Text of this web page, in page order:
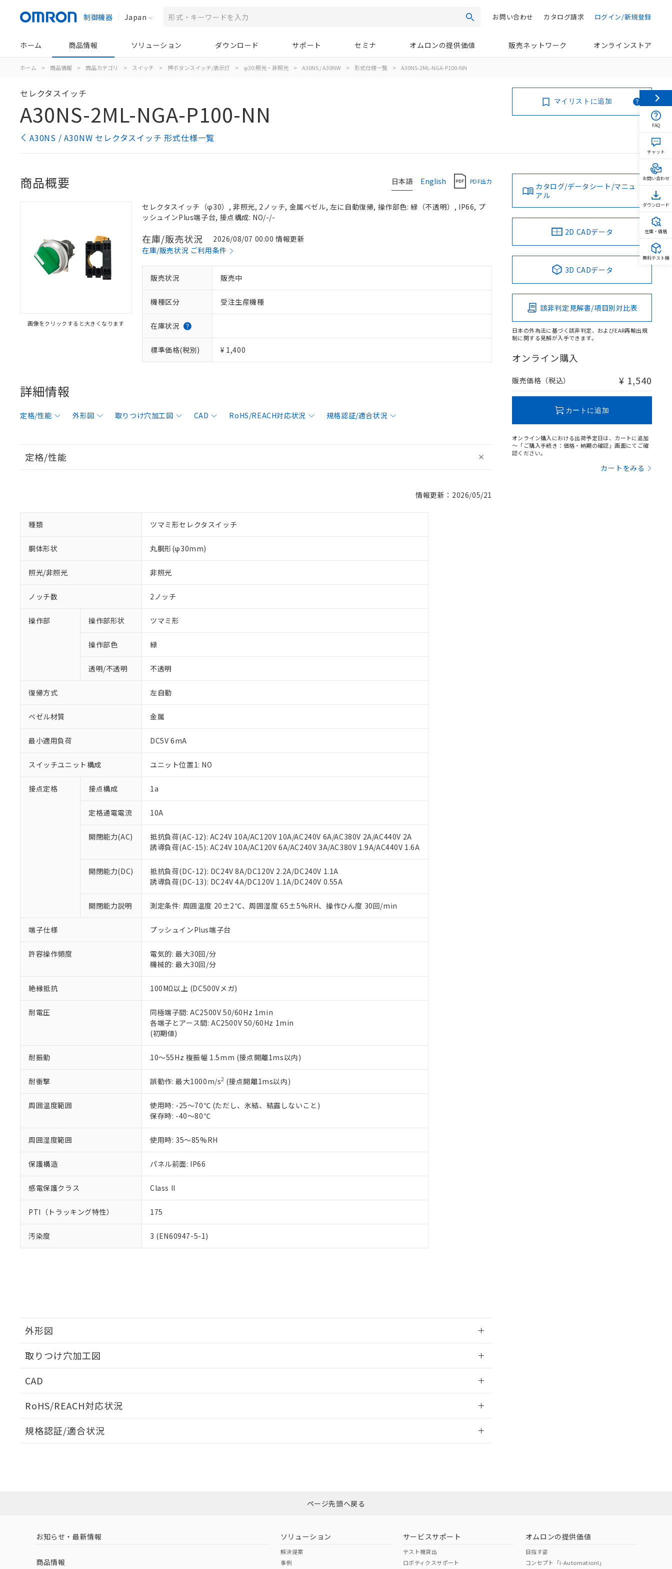
制御機器 Japan 検索 ログイン/新規登録
カタログ請求
お問い合わせ
ホーム 商品情報 ソリューション ダウンロード サポート セミナ オムロンの提供価値 販売ネットワーク オンラインストア
ホーム > 商品情報 > 商品カテゴリ > スイッチ > 押ボタンスイッチ/表示灯 > φ30:照光・非照光 > A30NS / A30NW > 形式仕様一覧 > A30NS-2ML-NGA-P100-NN
セレクタスイッチ
A30NS-2ML-NGA-P100-NN
A30NS / A30NW セレクタスイッチ 形式仕様一覧
マイリストに追加
日本語 English PDF出力
商品概要
画像をクリックすると大きくなります
セレクタスイッチ（φ30）, 非照光, 2ノッチ, 金属ベゼル, 左に自動復帰, 操作部色: 緑（不透明）, IP66, プ
ッシュインPlus端子台, 接点構成: NO/-/-
在庫/販売状況
2026/08/07 00:00 情報更新
在庫/販売状況 ご利用条件
販売状況 販売中
機種区分 受注生産機種
在庫状況
標準価格(税別) ¥ 1,400
詳細情報
定格/性能 外形図 取りつけ穴加工図 CAD RoHS/REACH対応状況 規格認証/適合状況
定格/性能
情報更新：2026/05/21
種類 ツマミ形セレクタスイッチ
胴体形状 丸胴形(φ30mm)
照光/非照光 非照光
ノッチ数 2ノッチ
操作部 操作部形状 ツマミ形
操作部色 緑
透明/不透明 不透明
復帰方式 左自動
ベゼル材質 金属
最小適用負荷 DC5V 6mA
スイッチユニット構成 ユニット位置1: NO
接点定格 接点構成 1a
定格通電電流 10A
開閉能力(AC)
抵抗負荷(AC-12): AC24V 10A/AC120V 10A/AC240V 6A/AC380V 2A/AC440V 2A
誘導負荷(AC-15): AC24V 10A/AC120V 6A/AC240V 3A/AC380V 1.9A/AC440V 1.6A
開閉能力(DC)
抵抗負荷(DC-12): DC24V 8A/DC120V 2.2A/DC240V 1.1A
誘導負荷(DC-13): DC24V 4A/DC120V 1.1A/DC240V 0.55A
開閉能力説明 測定条件: 周囲温度 20±2℃、周囲湿度 65±5%RH、操作ひん度 30回/min
端子仕様 プッシュインPlus端子台
許容操作頻度
電気的: 最大30回/分
機械的: 最大30回/分
絶縁抵抗 100MΩ以上 (DC500Vメガ)
耐電圧
同極端子間: AC2500V 50/60Hz 1min
各端子とアース間: AC2500V 50/60Hz 1min
(初期値)
耐振動 10～55Hz 複振幅 1.5mm (接点開離1ms以内)
耐衝撃 誤動作: 最大1000m/s2 (接点開離1ms以内)
周囲温度範囲
使用時: -25～70℃ (ただし、氷結、結露しないこと)
保存時: -40～80℃
周囲湿度範囲 使用時: 35～85%RH
保護構造 パネル前面: IP66
感電保護クラス Class II
PTI（トラッキング特性） 175
汚染度 3 (EN60947-5-1)
外形図
取りつけ穴加工図
CAD
RoHS/REACH対応状況
EU RoHS 注意事項・凡例
ダウンロードはこちら
中国 RoHS 注意事項・凡例
規格認証/適合状況
カタログ/データシート/マニュ
アル
2D CADデータ
3D CADデータ
該非判定見解書/項目別対比表
日本の外為法に基づく該非判定、およびEAR再輸出規
制に関する見解が入手できます。
オンライン購入
販売価格（税込） ¥ 1,540
カートに追加
オンライン購入における出荷予定日は、カートに追加
～「ご購入手続き：価格・納期の確認」画面にてご確
認ください。
カートをみる
ご利用条件
以下の条件をお読みいただき、同意のうえご利用ください。
本サービスは、当社制御機器事業取扱商品の当社在庫状況および標準価格(税抜)を提供させていただ
くものです。
在庫状況および標準価格照会結果は、記載している更新日時点での社内データに基づき作成されるも
のであり、閲覧された時点での実際の在庫および標準価格とは異なる場合があることをご了承くださ
い。
正式な納期状況および標準価格はお客様のお取引先、またはお客様担当のオムロン制御機器販売店・
当社販売員にご相談ください。
オムロン制御機器販売店や当社販売拠点は「
す。
マイパーツ機能（部品リスト作成サービス）をご利用いただくには、I-Webメンバーズにご登録され
ている必要があります。
が、当社の製品・サービスに関するお客様との取引・商談に必要な範囲で利用することをご了承くだ
さい。
※当社の共同利用者とは、"個人情報の共同利用に関して"
いる法人を指します。
※1 対応状況
対応済み：EU RoHS指令（10物質）の非含有に対応した製品が提供可能な商品です。
対応予定：EU RoHS指令（10物質）の非含有に対応した製品に切り替える予定のある商品です。
非該当品：ライセンス料など無形物で、有害物質有無と関係のない商品です。
仕入先様の事情により、非含有部品としていたものが、含有品と判明した場合などやむを得ず変更すること
があります。
*EU RoHS指令（10物質）：
鉛(Pb) 1000ppm以下、 水銀(Hg) 1000ppm以下、 カドミウム(Cd) 100ppm以下、
六価クロム(Cr(Ⅵ)) 1000ppm以下、ポリ臭化ビフェニル類(PBB) 1000ppm以下、ポリ臭化ジフェニルエーテル類(PBDE) 1000ppm以下、
フタル酸ビス(2-エチルヘキシル) (DEHP)(別名：DOP) 1000ppm以下、フタル酸ブチルベンジル（BBP） 1000ppm以下、フタル酸ジブチ
ル（DBP） 1000ppm以下、フタル酸ジイソブチル (DIBP) 1000ppm以下
但し、RoHS指令で産業用監視および制御機器に対する適用除外項目は除く。
※2 対応予定月
部品在庫の切り替え状況などにより、予定月が前後することがあります。
※3 非含有証明書ダウンロード
下記の非含有証明書をダウンロードすることができます。
EU RoHS指令（10物質）の非含有証明書
51物質の非含有証明書（当社基準）
※本証明書は発行日時点で非含有を証明するもので、過去に遡って非含有を証明するものではありません。
また、RoHS指令のフタル酸エステル類４物質の対応では、対応完了までの期間は出荷製品に未対応品が
既に当社にて対応品への在庫切替を完了していることから、特段のことがない限り、2022年1月12日よ
り割愛しております。
※1 中国RoHS○×表
「×」：最大均質材料含有率が中国RoHSの基準値を超えていることを示します。
「－」：未確認です。当社販売部門へお問い合わせください。
*中国RoHS10物質の基準値 (GB/T26572)：
Pb(鉛) :1000ppm、 Hg(水銀) : 1000ppm、 Cd(カドミウム) : 100ppm、
Cr(Ⅵ)(六価クロム) : 1000ppm、 PBBs(ポリ臭化ビフェニル類) : 1000ppm、 PBDEs(ポリ臭化ジフェニルエーテル類) : 1000ppm、
DBP(フタル酸ジブチル) : 1000ppm、 DIBP(フタル酸ジイソブチル) : 1000ppm、 BBP(フタル酸ブチルベンジル) : 1000ppm、
DEHP(フタル酸ビス(2-エチルヘキシル)) : 1000ppm
※2 環境保護使用期限
「ｅ」：有害物質（10物質）のすべてが基準値以下であることを示します。
「10」：通常の使用状況下において有害物質が外部に漏えいし、環境に深刻な影響を及ぼさない年数を意
「－」：未確認です。当社販売部門へお問い合わせください。
当社は、これら貴社製品のうち、外国為替および外国貿易法に定める商品（以下｢規制貨物等」とい
などの必要な手続きをとります。
当社は規制貨物を破棄する場合は、完全に破砕するなど、違法に輸出されないよう必要な手段を講じ
ます。
置等に一切使用いたしません。
当社は、貴社製品を第三者に販売する場合は、上記1、2および3の内容を当該第三者に通知します。
また当社は、販売先および販売に係わる関係者が違法に輸出するおそれがある場合は、取り引きをい
たしません。
記
号
説明
○ 一定数以上の在庫あり
△ 一定数には満たないが在庫あり
－
在庫なし(最新の在庫状況については、お客様のお取引先、またはお客様担当のオムロン制御
機器販売店・当社販売員にご確認ください)
空
白
受注生産機種、また在庫状況の情報を公開していない機種
ページ先頭へ戻る
お知らせ・最新情報
商品情報
ソリューション
解決提案
事例
サービスサポート
テスト機貸出
ロボティクスサポート
オムロンの提供価値
目指す姿
コンセプト「i-Automation!」
FAQ
チャット
お問い合わせ
ダウンロード
在庫・価格
無料テスト機